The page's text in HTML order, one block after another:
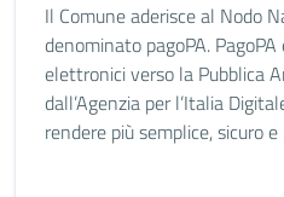
Il Comune aderisce al Nodo
denominato pagoPA.
elettronici verso la Pubblica
dall’Agenzia per l’Italia
rendere più semplice, sicuro e